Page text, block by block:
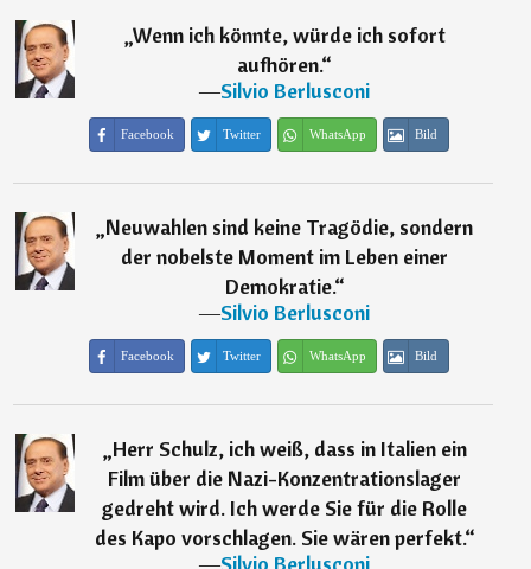
„Wenn ich könnte, würde ich sofort
aufhören.“
―Silvio Berlusconi
Facebook Twitter WhatsApp Bild
„Neuwahlen sind keine Tragödie, sondern
der nobelste Moment im Leben einer
Demokratie.“
―Silvio Berlusconi
Facebook Twitter WhatsApp Bild
„Herr Schulz, ich weiß, dass in Italien ein
Film über die Nazi-Konzentrationslager
gedreht wird. Ich werde Sie für die Rolle
des Kapo vorschlagen. Sie wären perfekt.“